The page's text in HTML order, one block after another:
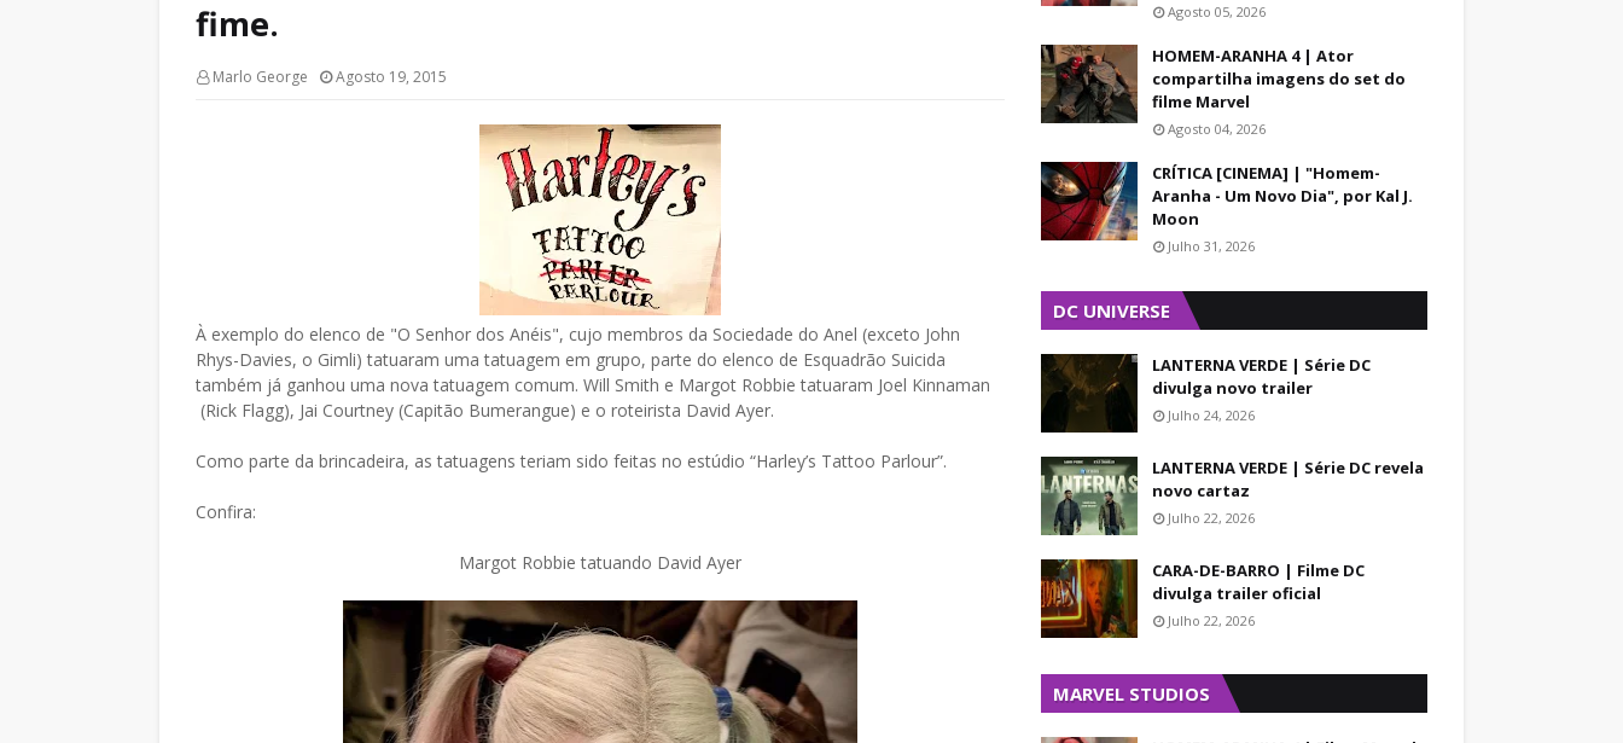
fime.
Marlo George Agosto 19, 2015
À exemplo do elenco de "O Senhor dos Anéis", cujo membros da Sociedade do Anel (exceto John
Rhys-Davies, o Gimli) tatuaram uma tatuagem em grupo, parte do elenco de Esquadrão Suicida
também já ganhou uma nova tatuagem comum. Will Smith e Margot Robbie tatuaram Joel Kinnaman
(Rick Flagg), Jai Courtney (Capitão Bumerangue) e o roteirista David Ayer.
Como parte da brincadeira, as tatuagens teriam sido feitas no estúdio “Harley’s Tattoo Parlour”.
Confira:
Margot Robbie tatuando David Ayer
Agosto 05, 2026
HOMEM-ARANHA 4 | Ator
compartilha imagens do set do
filme Marvel
Agosto 04, 2026
CRÍTICA [CINEMA] | "Homem-
Aranha - Um Novo Dia", por Kal J.
Moon
Julho 31, 2026
DC UNIVERSE
LANTERNA VERDE | Série DC
divulga novo trailer
Julho 24, 2026
LANTERNA VERDE | Série DC revela
novo cartaz
Julho 22, 2026
CARA-DE-BARRO | Filme DC
divulga trailer oficial
Julho 22, 2026
MARVEL STUDIOS